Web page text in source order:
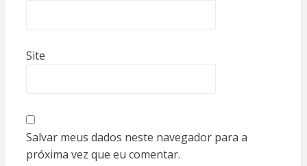
Site
Salvar meus dados neste navegador para a
próxima vez que eu comentar.